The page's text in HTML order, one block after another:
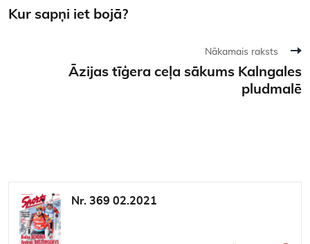
Kur sapņi iet bojā?
Nākamais raksts
Āzijas tīģera ceļa sākums Kalngales
pludmalē
Nr. 369 02.2021